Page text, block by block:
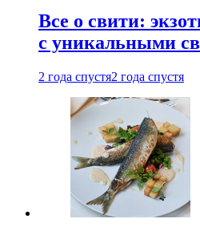
Все о свити:
с уникальными
2 года спустя2 года спустя